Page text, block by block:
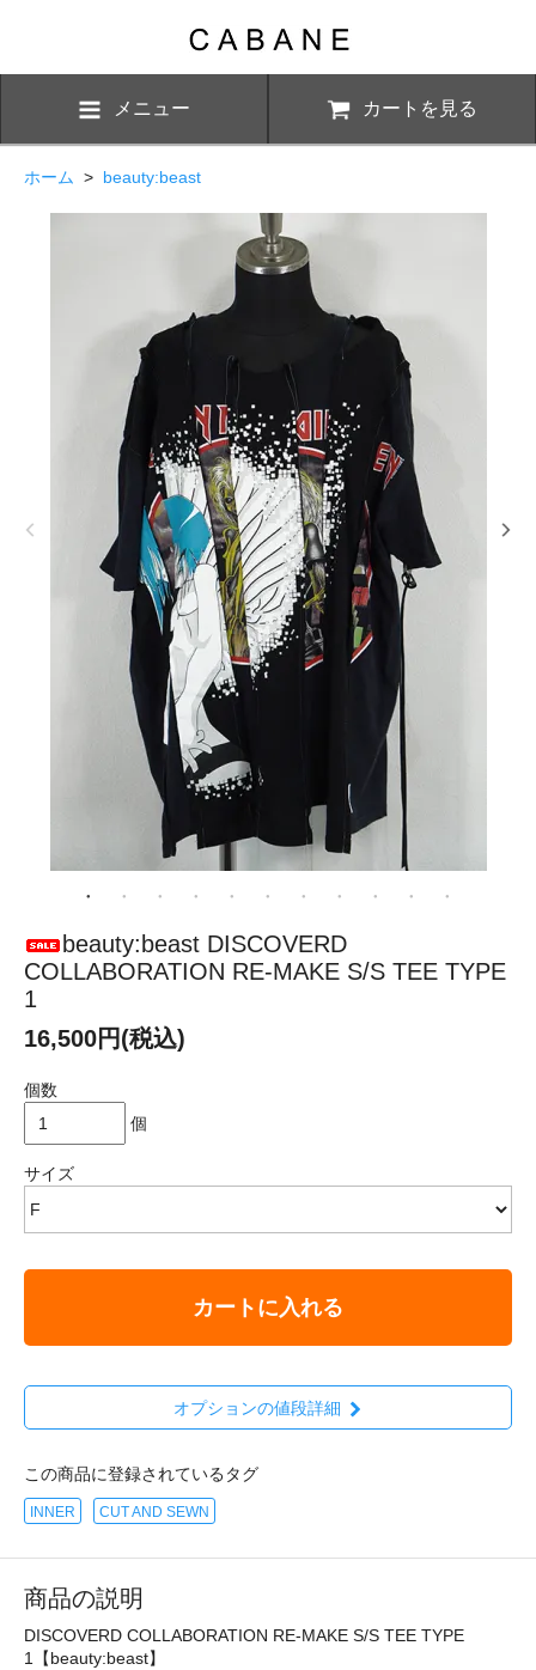
メニュー カートを見る
ホーム > beauty:beast
beauty:beast DISCOVERD
COLLABORATION RE-MAKE S/S TEE TYPE
1
16,500円(税込)
個数
個
サイズ
カートに入れる
オプションの値段詳細
この商品に登録されているタグ
INNER CUT AND SEWN
商品の説明
DISCOVERD COLLABORATION RE-MAKE S/S TEE TYPE
1【beauty:beast】